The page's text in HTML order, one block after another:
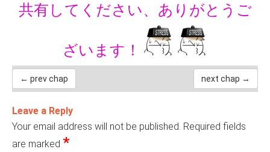
共有してください、ありがとうご
ざいます！
← prev chap next chap →
Leave a Reply
Your email address will not be published. Required fields
are marked *